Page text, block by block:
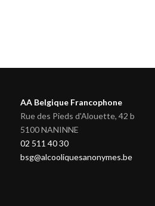
AA Belgique Francophone
Rue des Pieds d'Alouette, 42 b
5100 NANINNE
02 511 40 30
bsg@alcooliquesanonymes.be